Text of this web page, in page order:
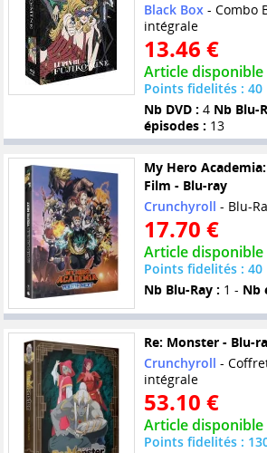
Black Box- Combo
intégrale
13.46 €
Article disponible
Points fidelités : 40
Nb DVD : 4 Nb Blu-
épisodes : 13
My Hero
Film - Blu-ray
Crunchyroll - Blu-
17.70 €
Article disponible
Points fidelités : 40
Nb Blu-Ray : 1 - Nb
Re: Monster - Blu-
Crunchyroll -
intégrale
53.10 €
Article disponible
Points fidelités :